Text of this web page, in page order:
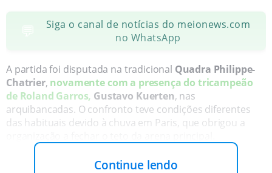
Siga o canal de notícias do meionews.com
no WhatsApp
A partida foi disputada na tradicional Quadra Philippe-
Chatrier, novamente com a presença do tricampeão
de Roland Garros, Gustavo Kuerten, nas
arquibancadas. O confronto teve condições diferentes
das habituais devido à chuva em Paris, que obrigou a
Continue lendo